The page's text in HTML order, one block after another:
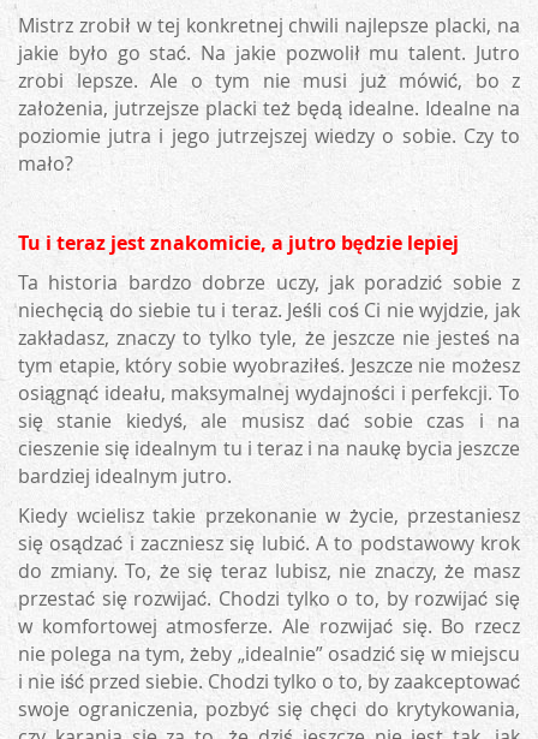
Mistrz zrobił w tej konkretnej chwili najlepsze placki, na
jakie było go stać. Na jakie pozwolił mu talent. Jutro
zrobi lepsze. Ale o tym nie musi już mówić, bo z
założenia, jutrzejsze placki też będą idealne. Idealne na
poziomie jutra i jego jutrzejszej wiedzy o sobie. Czy to
mało?
Tu i teraz jest znakomicie, a jutro będzie lepiej
Ta historia bardzo dobrze uczy, jak poradzić sobie z
niechęcią do siebie tu i teraz. Jeśli coś Ci nie wyjdzie, jak
zakładasz, znaczy to tylko tyle, że jeszcze nie jesteś na
tym etapie, który sobie wyobraziłeś. Jeszcze nie możesz
osiągnąć ideału, maksymalnej wydajności i perfekcji. To
się stanie kiedyś, ale musisz dać sobie czas i na
cieszenie się idealnym tu i teraz i na naukę bycia jeszcze
bardziej idealnym jutro.
Kiedy wcielisz takie przekonanie w życie, przestaniesz
się osądzać i zaczniesz się lubić. A to podstawowy krok
do zmiany. To, że się teraz lubisz, nie znaczy, że masz
przestać się rozwijać. Chodzi tylko o to, by rozwijać się
w komfortowej atmosferze. Ale rozwijać się. Bo rzecz
nie polega na tym, żeby „idealnie” osadzić się w miejscu
i nie iść przed siebie. Chodzi tylko o to, by zaakceptować
swoje ograniczenia, pozbyć się chęci do krytykowania,